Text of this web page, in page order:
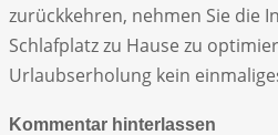
zurückkehren, nehmen Sie die
Schlafplatz zu Hause zu
Urlaubserholung kein
Kommentar hinterlassen